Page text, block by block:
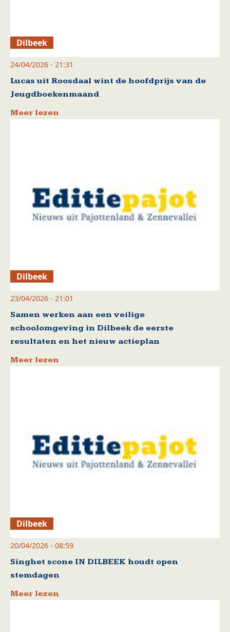
Dilbeek
24/04/2026 - 21:31
Lucas uit Roosdaal wint de hoofdprijs van de
Jeugdboekenmaand
Meer lezen
Dilbeek
23/04/2026 - 21:01
Samen werken aan een veilige
schoolomgeving in Dilbeek de eerste
resultaten en het nieuw actieplan
Meer lezen
Dilbeek
20/04/2026 - 08:59
Singhet scone IN DILBEEK houdt open
stemdagen
Meer lezen